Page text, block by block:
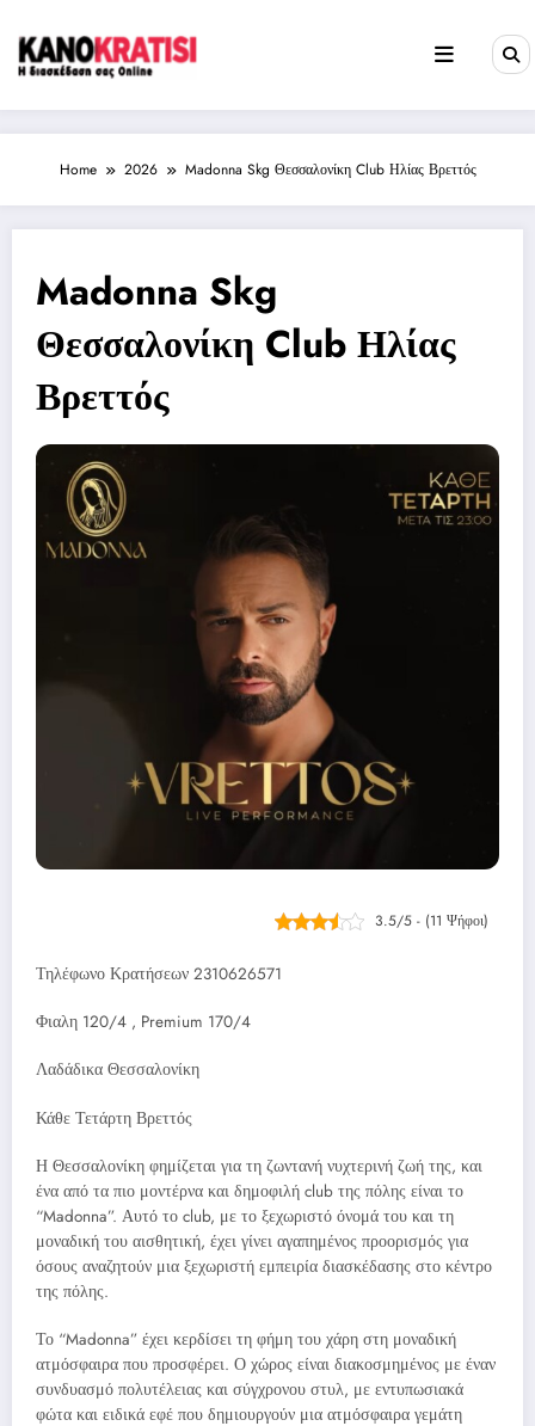
content
Home 2026 Madonna Skg Θεσσαλονίκη Club Ηλίας Βρεττός
Madonna Skg
Θεσσαλονίκη Club Ηλίας
Βρεττός
3.5/5 - (11 Ψήφοι)
Τηλέφωνο Κρατήσεων 2310626571
Φιαλη 120/4 , Premium 170/4
Λαδάδικα Θεσσαλονίκη
Κάθε Τετάρτη Βρεττός
Η Θεσσαλονίκη φημίζεται για τη ζωντανή νυχτερινή ζωή της, και
ένα από τα πιο μοντέρνα και δημοφιλή club της πόλης είναι το
“Madonna”. Αυτό το club, με το ξεχωριστό όνομά του και τη
μοναδική του αισθητική, έχει γίνει αγαπημένος προορισμός για
όσους αναζητούν μια ξεχωριστή εμπειρία διασκέδασης στο κέντρο
της πόλης.
Το “Madonna” έχει κερδίσει τη φήμη του χάρη στη μοναδική
ατμόσφαιρα που προσφέρει. Ο χώρος είναι διακοσμημένος με έναν
συνδυασμό πολυτέλειας και σύγχρονου στυλ, με εντυπωσιακά
φώτα και ειδικά εφέ που δημιουργούν μια ατμόσφαιρα γεμάτη